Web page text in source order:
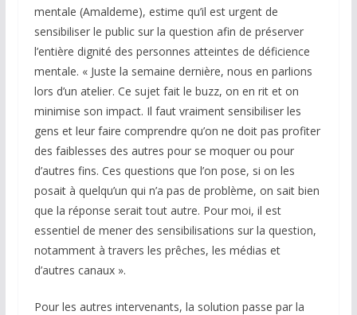
mentale (Amaldeme), estime qu’il est urgent de
sensibiliser le public sur la question afin de préserver
l’entière dignité des personnes atteintes de déficience
mentale. « Juste la semaine dernière, nous en parlions
lors d’un atelier. Ce sujet fait le buzz, on en rit et on
minimise son impact. Il faut vraiment sensibiliser les
gens et leur faire comprendre qu’on ne doit pas profiter
des faiblesses des autres pour se moquer ou pour
d’autres fins. Ces questions que l’on pose, si on les
posait à quelqu’un qui n’a pas de problème, on sait bien
que la réponse serait tout autre. Pour moi, il est
essentiel de mener des sensibilisations sur la question,
notamment à travers les prêches, les médias et
d’autres canaux ».
Pour les autres intervenants, la solution passe par la